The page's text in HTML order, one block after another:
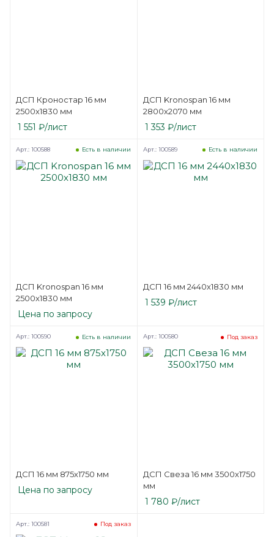
ДСП Кроностар 16 мм
2500х1830 мм
1 551 ₽/лист
ДСП Kronospan 16 мм
2800х2070 мм
1 353 ₽/лист
ДСП Kronospan 16 мм
2500х1830 мм
Есть в наличии
Арт.: 100588
Цена по запросу
ДСП 16 мм 2440х1830 мм
Есть в наличии
Арт.: 100589
1 539 ₽/лист
ДСП 16 мм 875х1750 мм
Есть в наличии
Арт.: 100590
Цена по запросу
ДСП Свеза 16 мм 3500х1750
мм
Под заказ
Арт.: 100580
1 780 ₽/лист
Под заказ
Арт.: 100581